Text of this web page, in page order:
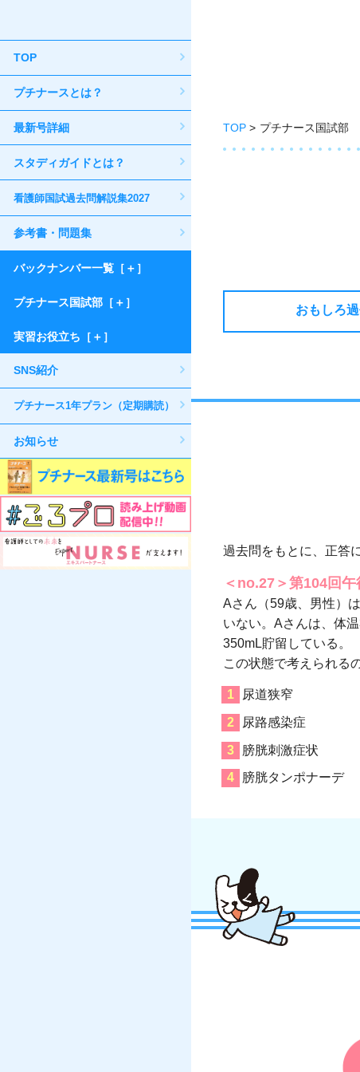
TOP
プチナースとは？
最新号詳細
スタディガイドとは？
看護師国試過去問解説集2027
参考書・問題集
バックナンバー一覧［＋］
プチナース国試部［＋］
実習お役立ち［＋］
SNS紹介
プチナース1年プラン（定期購読）
お知らせ
TOP プチナース国試部
おもしろ
過去問をもとに、正答
＜no.27＞第104回
Aさん（59歳、男性）
いない。Aさんは、体
350mL貯留している。
この状態で考えられる
尿道狭窄
尿路感染症
膀胱刺激症状
膀胱タンポナーデ